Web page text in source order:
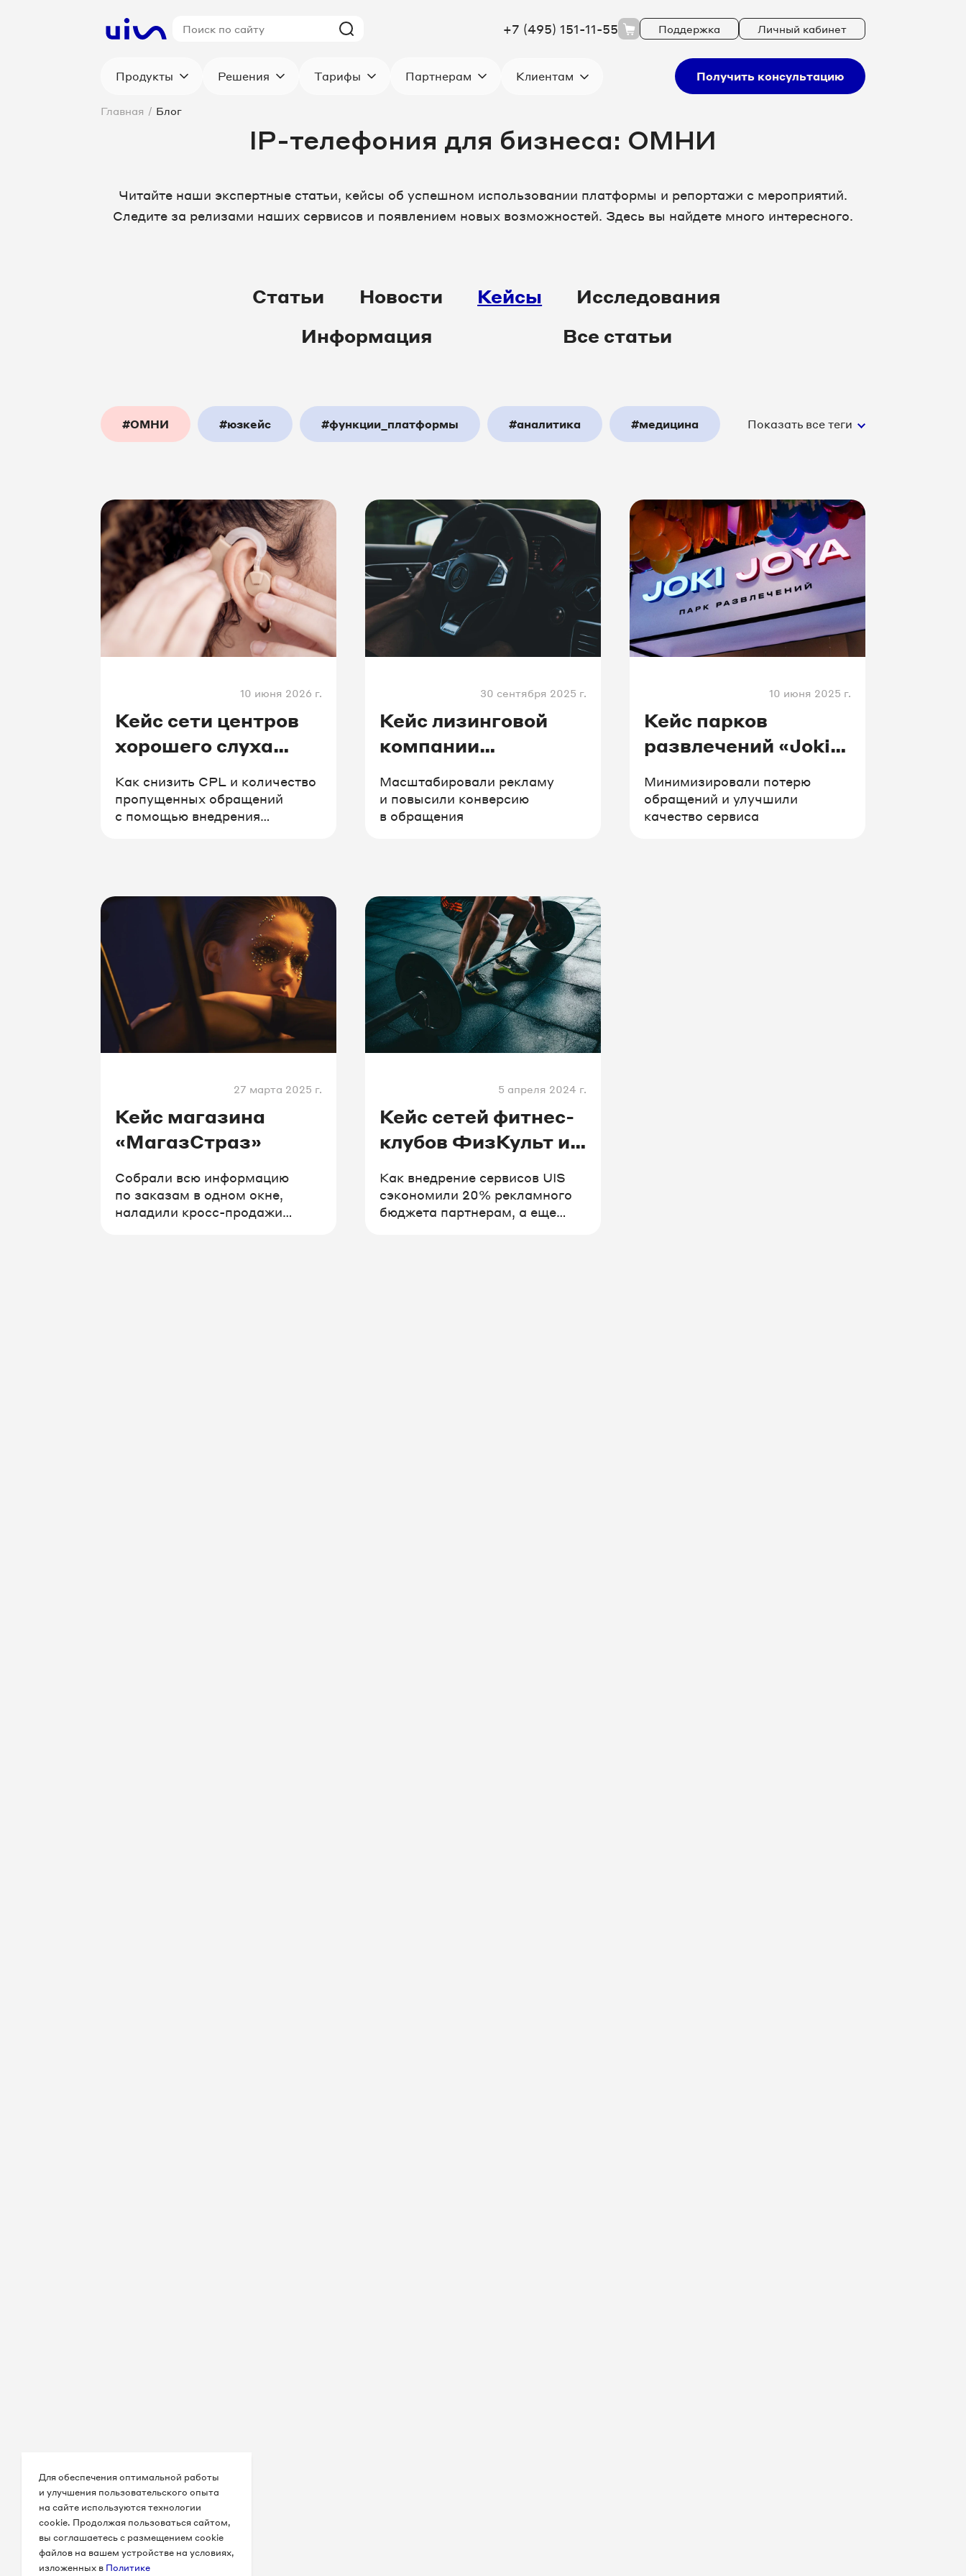
Для обеспечения оптимальной работы
и улучшения пользовательского опыта
на сайте используются технологии
cookie. Продолжая пользоваться сайтом,
вы соглашаетесь с размещением cookie
файлов на вашем устройстве на условиях,
изложенных в Политике
+7 (495) 151-11-55 Поддержка Личный кабинет
Продукты Решения Тарифы Партнерам Клиентам Получить консультацию
Главная / Блог
IP-телефония для бизнеса: ОМНИ
Читайте наши экспертные статьи, кейсы об успешном использовании платформы и репортажи с мероприятий.
Следите за релизами наших сервисов и появлением новых возможностей. Здесь вы найдете много интересного.
Статьи Новости Кейсы
Исследования
Информация
Все статьи
#ОМНИ #юзкейс #функции_платформы #аналитика #медицина
#интернет_магазины #IT_решения #авто #строительство
#производство #интернет_маркетинг #Битрикс24 #amoCRM
#коллтрекинг #франшиза #образование #финансы
#стоматология #туризм #логистика
Показать все теги
10 июня 2026 г.
Кейс сети центров
хорошего слуха
Как снизить CPL и количество
пропущенных обращений
с помощью внедрения
30 сентября 2025 г.
Кейс лизинговой
компании
Автолизинг»
Масштабировали рекламу
и повысили конверсию
в обращения
10 июня 2025 г.
Кейс парков
развлечений «Joki
Минимизировали потерю
обращений и улучшили
качество сервиса
27 марта 2025 г.
Кейс магазина
«МагазСтраз»
Собрали всю информацию
по заказам в одном окне,
наладили кросс-продажи
5 апреля 2024 г.
Кейс сетей фитнес-
клубов ФизКульт и
агентства digital-
маркетинга
Как внедрение сервисов UIS
сэкономили 20% рекламного
бюджета партнерам, а еще